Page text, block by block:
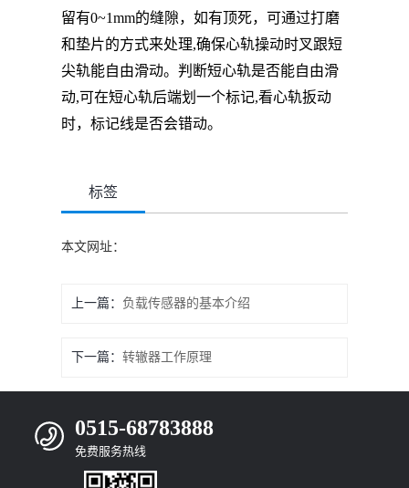
留有0~1mm的缝隙，如有顶死，可通过打磨
和垫片的方式来处理,确保心轨操动时叉跟短
尖轨能自由滑动。判断短心轨是否能自由滑
动,可在短心轨后端划一个标记,看心轨扳动
时，标记线是否会错动。
标签
本文网址：
上一篇： 负载传感器的基本介绍
下一篇：转辙器工作原理
0515-68783888
免费服务热线